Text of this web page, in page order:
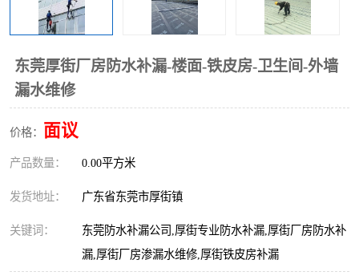
东莞厚街厂房防水补漏-楼面-铁皮房-卫生间-外墙
漏水维修
价格： 面议
产品数量： 0.00平方米
发货地址： 广东省东莞市厚街镇
关键词：
东莞防水补漏公司,厚街专业防水补漏,厚街厂房防水补
漏,厚街厂房渗漏水维修,厚街铁皮房补漏